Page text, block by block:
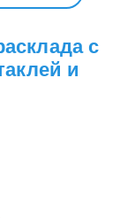
с
и